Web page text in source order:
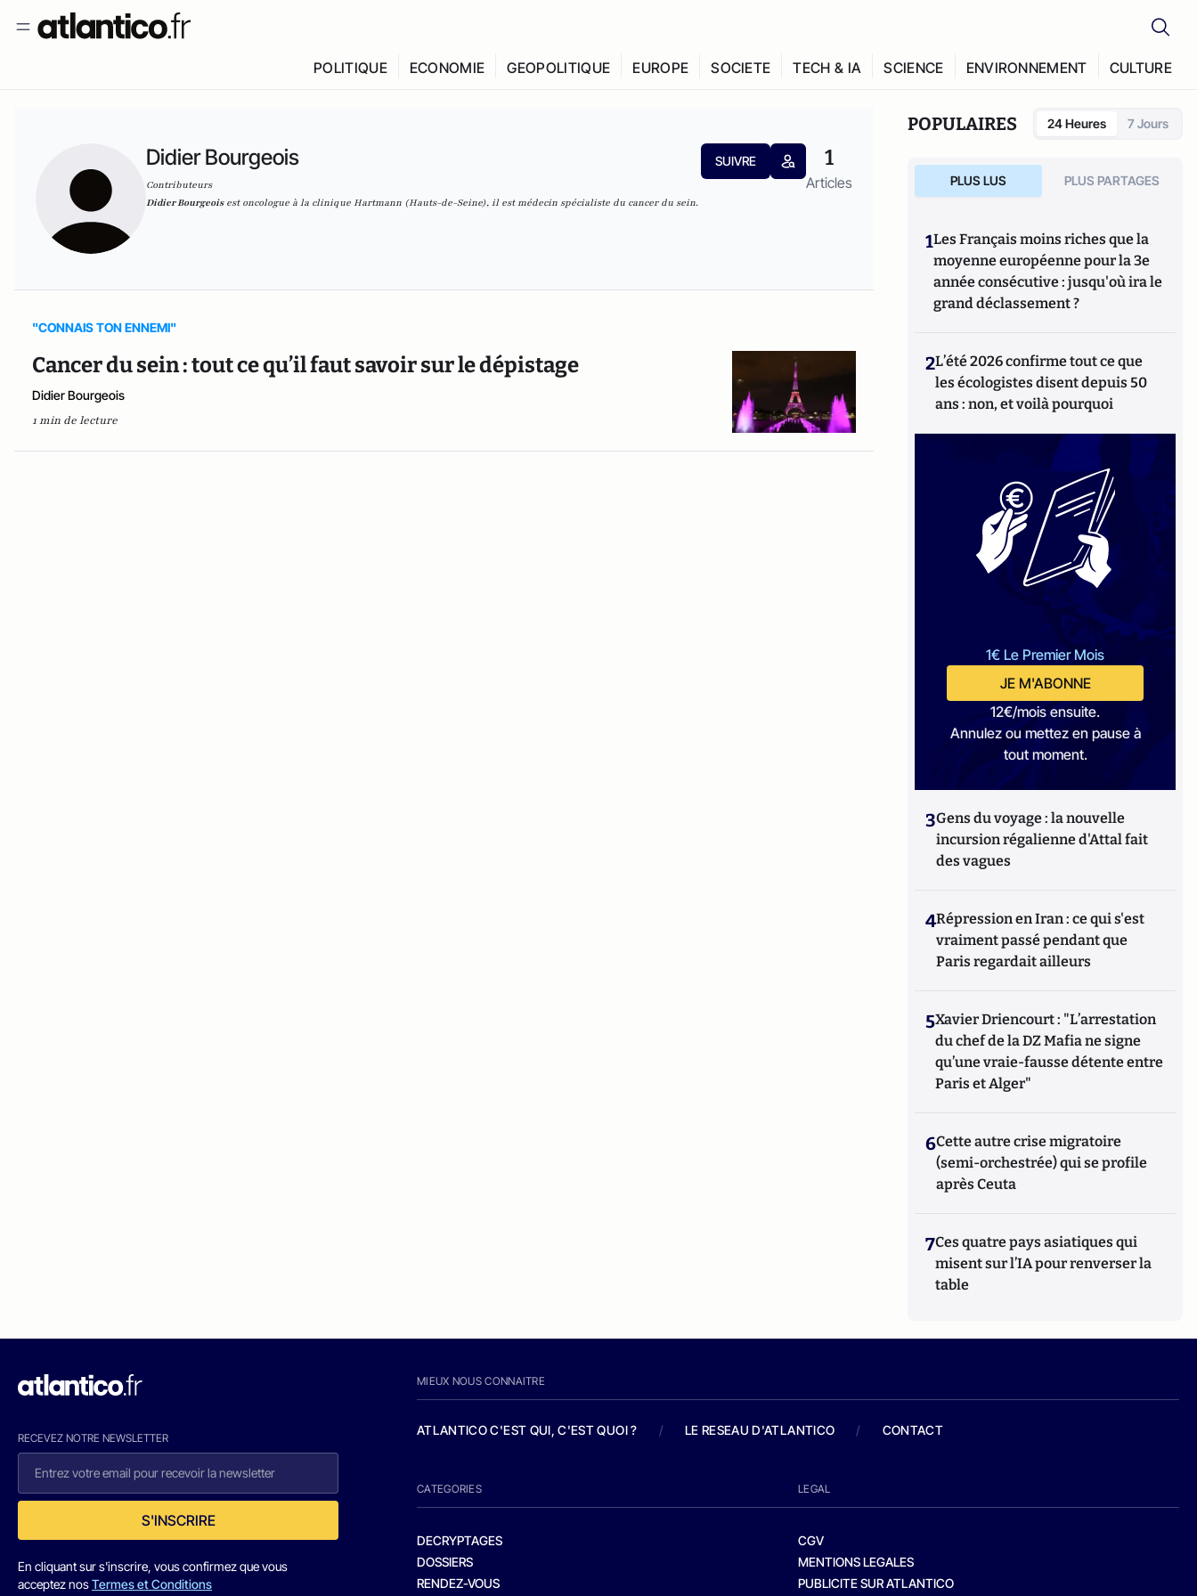
POLITIQUE ECONOMIE GEOPOLITIQUE EUROPE SOCIETE TECH & IA SCIENCE ENVIRONNEMENT CULTURE
Didier Bourgeois
Contributeurs
SUIVRE 1
Articles
Didier Bourgeoisest oncologue à la clinique Hartmann (Hauts-de-Seine), il est médecin spécialiste du cancer du sein.
"CONNAIS TON ENNEMI"
Cancer du sein : tout ce qu’il faut savoir sur le dépistage
Didier Bourgeois
1 min de lecture
POPULAIRES 24 Heures 7 Jours
PLUS LUS PLUS PARTAGES
1Les Français moins riches que la
moyenne européenne pour la 3e
année consécutive : jusqu'où ira le
grand déclassement ?
2L’été 2026 confirme tout ce que
les écologistes disent depuis 50
ans : non, et voilà pourquoi
1€ Le Premier Mois
JE M'ABONNE
12€/mois ensuite.
Annulez ou mettez en pause à
tout moment.
3Gens du voyage : la nouvelle
incursion régalienne d'Attal fait
des vagues
4Répression en Iran : ce qui s'est
vraiment passé pendant que
Paris regardait ailleurs
5Xavier Driencourt : "L’arrestation
du chef de la DZ Mafia ne signe
qu’une vraie-fausse détente entre
Paris et Alger"
6Cette autre crise migratoire
(semi-orchestrée) qui se profile
après Ceuta
7Ces quatre pays asiatiques qui
misent sur l’IA pour renverser la
table
RECEVEZ NOTRE NEWSLETTER
S'INSCRIRE
En cliquant sur s'inscrire, vous confirmez que vous
acceptez nosTermes et Conditions
MIEUX NOUS CONNAITRE
ATLANTICO C'EST QUI, C'EST QUOI ? / LE RESEAU D'ATLANTICO / CONTACT
CATEGORIES
DECRYPTAGES
DOSSIERS
RENDEZ-VOUS
LEGAL
CGV
MENTIONS LEGALES
PUBLICITE SUR ATLANTICO